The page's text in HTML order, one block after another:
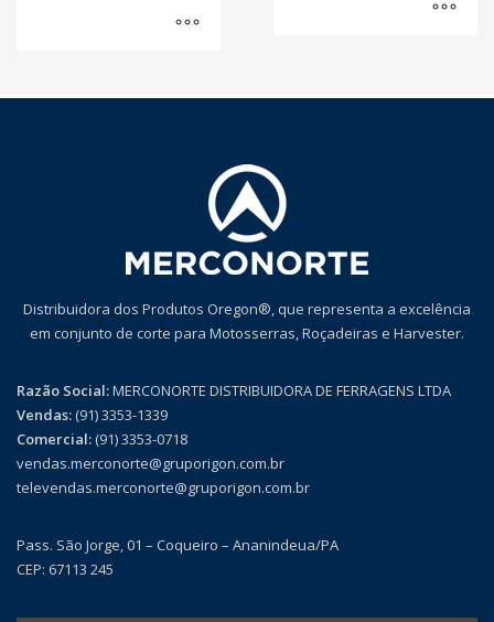
Distribuidora dos Produtos Oregon®, que representa a excelência
em conjunto de corte para Motosserras, Roçadeiras e Harvester.
Razão Social:MERCONORTE DISTRIBUIDORA DE FERRAGENS LTDA
Vendas:(91) 3353-1339
Comercial:(91) 3353-0718
vendas.merconorte@gruporigon.com.br
televendas.merconorte@gruporigon.com.br
Pass. São Jorge, 01 – Coqueiro – Ananindeua/PA
CEP: 67113 245